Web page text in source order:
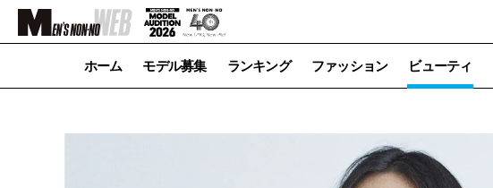
ホーム モデル募集 ランキング ファッション ビューティ